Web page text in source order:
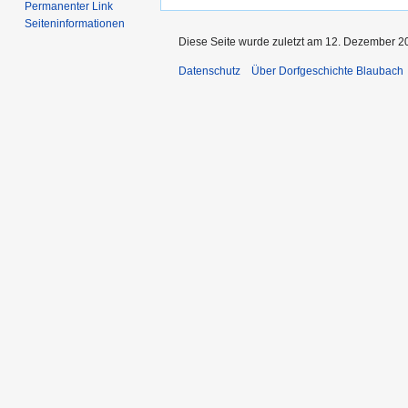
Permanenter Link
Seiten­informationen
Diese Seite wurde zuletzt am 12. Dezember
Datenschutz Über Dorfgeschichte Blaubach